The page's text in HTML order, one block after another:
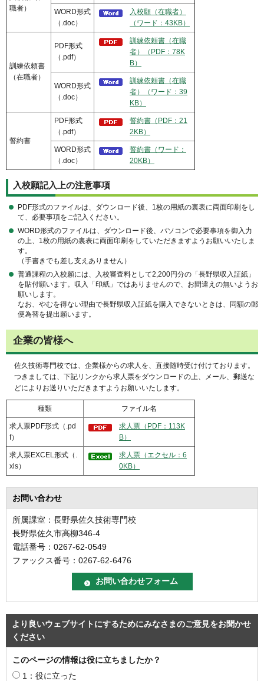
職者）
WORD形式
（.doc）
入校願（在職者）
（ワード：43KB）
訓練依頼書
（在職者）
PDF形式
（.pdf）
訓練依頼書（在職
者）（PDF：78K
B）
WORD形式
（.doc）
訓練依頼書（在職
者）（ワード：39
KB）
誓約書
PDF形式
（.pdf）
誓約書（PDF：21
2KB）
WORD形式
（.doc）
誓約書（ワード：
20KB）
入校願記入上の注意事項
PDF形式のファイルは、ダウンロード後、1枚の用紙の裏表に両面印刷をし
て、必要事項をご記入ください。
WORD形式のファイルは、ダウンロード後、パソコンで必要事項を御入力
の上、1枚の用紙の裏表に両面印刷をしていただきますようお願いいたしま
す。
（手書きでも差し支えありません）
普通課程の入校願には、入校審査料として2,200円分の「長野県収入証紙」
を貼付願います。収入「印紙」ではありませんので、お間違えの無いようお
願いします。
なお、やむを得ない理由で長野県収入証紙を購入できないときは、同額の郵
便為替を提出願います。
企業の皆様へ
佐久技術専門校では、企業様からの求人を、直接随時受け付けております。
つきましては、下記リンクから求人票をダウンロードの上、メール、郵送な
どによりお送りいただきますようお願いいたします。
種類 ファイル名
求人票PDF形式（.pd
f）
求人票（PDF：113K
B）
求人票EXCEL形式（.
xls）
求人票（エクセル：6
0KB）
お問い合わせ
所属課室：長野県佐久技術専門校
長野県佐久市高柳346-4
電話番号：0267-62-0549
ファックス番号：0267-62-6476
より良いウェブサイトにするためにみなさまのご意見をお聞かせ
ください
このページの情報は役に立ちましたか？
1：役に立った